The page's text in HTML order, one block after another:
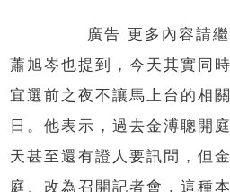
廣告 更多內容請
蕭旭岑也提到，今天其實同
宜選前之夜不讓馬上台的相
日。他表示，過去金溥聰開
天甚至還有證人要訊問，但
庭、改為召開記者會，這種